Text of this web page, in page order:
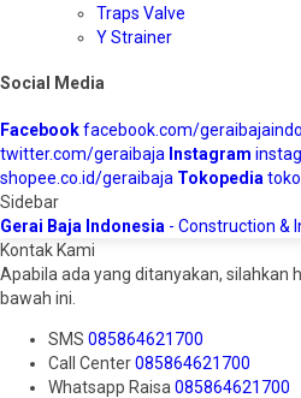
Traps Valve
Y Strainer
Social Media
Facebookfacebook.com/
twitter.com/geraibaja Instagram
shopee.co.id/geraibaja Tokopedia
Sidebar
Gerai Baja Indonesia - Construction &
Kontak Kami
Apabila ada yang ditanyakan, silahkan
bawah ini.
SMS 085864621700
Call Center085864621700
Whatsapp Raisa 085864621700